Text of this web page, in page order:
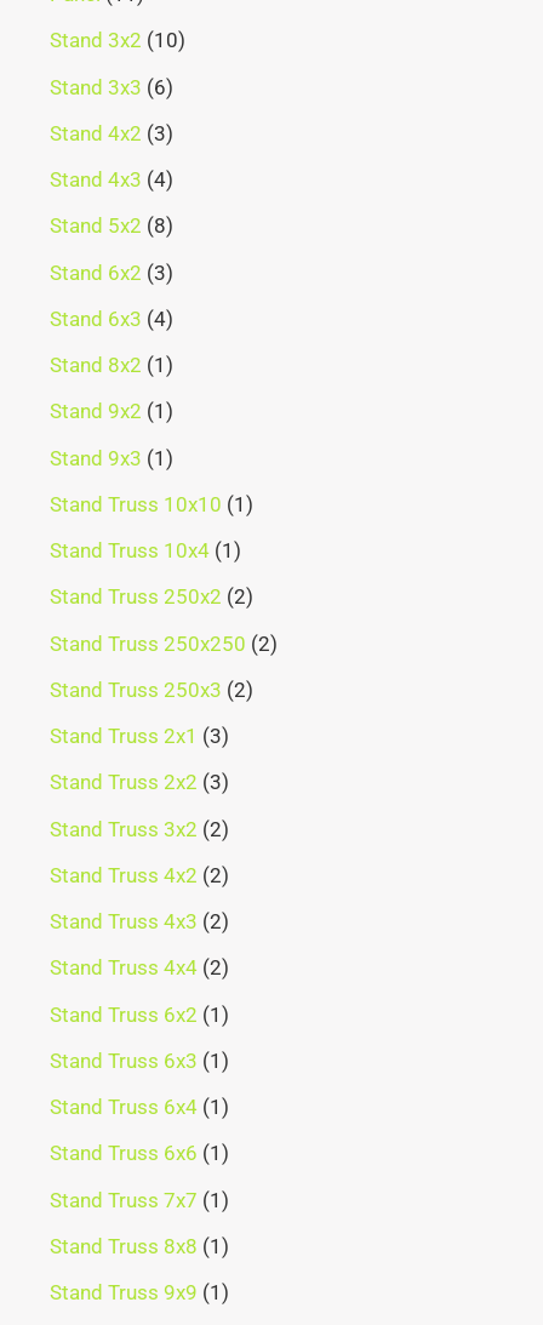
Stand 3x2 10
Stand 3x3 6
Stand 4x2 3
Stand 4x3 4
Stand 5x2 8
Stand 6x2 3
Stand 6x3 4
Stand 8x2 1
Stand 9x2 1
Stand 9x3 1
Stand Truss 10x10 1
Stand Truss 10x4 1
Stand Truss 250x2 2
Stand Truss 250x250 2
Stand Truss 250x3 2
Stand Truss 2x1
3
Stand Truss 2x2 3
Stand Truss 3x2 2
Stand Truss 4x2 2
Stand Truss 4x3 2
Stand Truss 4x4 2
Stand Truss 6x2 1
Stand Truss 6x3 1
Stand Truss 6x4 1
Stand Truss 6x6 1
Stand Truss 7x7 1
Stand Truss 8x8 1
Stand Truss 9x9 1